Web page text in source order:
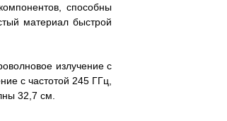
способны
материал быстрой
излучение с
с частотой 245 ГГц,
32,7 см.